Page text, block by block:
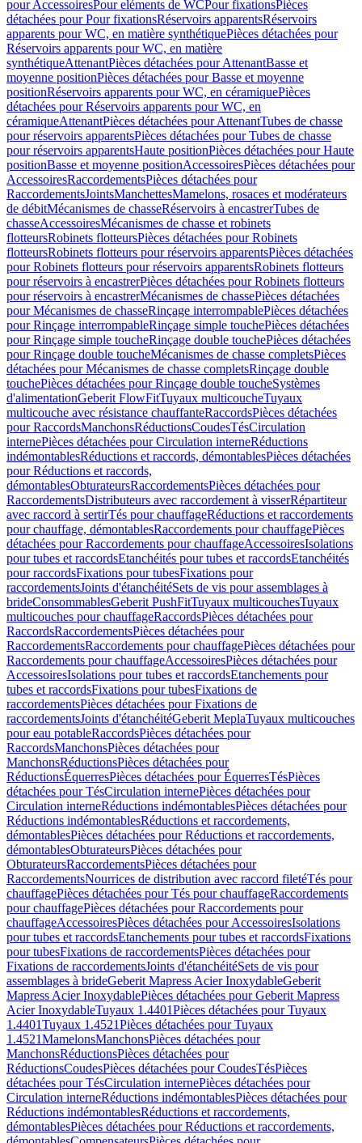
pour AccessoiresPour eléments de WCPour fixationsPièces
détachées pour Pour fixationsRéservoirs apparentsRéservoirs
apparents pour WC, en matière synthétiquePièces détachées pour
Réservoirs apparents pour WC, en matière
synthétiqueAttenantPièces détachées pour AttenantBasse et
moyenne positionPièces détachées pour Basse et moyenne
positionRéservoirs apparents pour WC, en céramiquePièces
détachées pour Réservoirs apparents pour WC, en
céramiqueAttenantPièces détachées pour AttenantTubes de chasse
pour réservoirs apparentsPièces détachées pour Tubes de chasse
pour réservoirs apparentsHaute positionPièces détachées pour Haute
positionBasse et moyenne positionAccessoiresPièces détachées pour
AccessoiresRaccordementsPièces détachées pour
RaccordementsJointsManchettesMamelons, rosaces et modérateurs
de débitMécanismes de chasseRéservoirs à encastrerTubes de
chasseAccessoiresMécanismes de chasse et robinets
flotteursRobinets flotteursPièces détachées pour Robinets
flotteursRobinets flotteurs pour réservoirs apparentsPièces détachées
pour Robinets flotteurs pour réservoirs apparentsRobinets flotteurs
pour réservoirs à encastrerPièces détachées pour Robinets flotteurs
pour réservoirs à encastrerMécanismes de chassePièces détachées
pour Mécanismes de chasseRinçage interrompablePièces détachées
pour Rinçage interrompableRinçage simple touchePièces détachées
pour Rinçage simple toucheRinçage double touchePièces détachées
pour Rinçage double toucheMécanismes de chasse completsPièces
détachées pour Mécanismes de chasse completsRinçage double
touchePièces détachées pour Rinçage double toucheSystèmes
d'alimentationGeberit FlowFitTuyaux multicoucheTuyaux
multicouche avec résistance chauffanteRaccordsPièces détachées
pour RaccordsManchonsRéductionsCoudesTésCirculation
internePièces détachées pour Circulation interneRéductions
indémontablesRéductions et raccords, démontablesPièces détachées
pour Réductions et raccords,
démontablesObturateursRaccordementsPièces détachées pour
RaccordementsDistributeurs avec raccordement à visserRépartiteur
avec raccord à sertirTés pour chauffageRéductions et raccordements
pour chauffage, démontablesRaccordements pour chauffagePièces
détachées pour Raccordements pour chauffageAccessoiresIsolations
pour tubes et raccordsEtanchéités pour tubes et raccordsEtanchéités
pour raccordsFixations pour tubesFixations pour
raccordementsJoints d'étanchéitéSets de vis pour assemblages à
brideConsommablesGeberit PushFitTuyaux multicouchesTuyaux
multicouches pour chauffageRaccordsPièces détachées pour
RaccordsRaccordementsPièces détachées pour
RaccordementsRaccordements pour chauffagePièces détachées pour
Raccordements pour chauffageAccessoiresPièces détachées pour
AccessoiresIsolations pour tubes et raccordsEtanchements pour
tubes et raccordsFixations pour tubesFixations de
raccordementsPièces détachées pour Fixations de
raccordementsJoints d'étanchéitéGeberit MeplaTuyaux multicouches
pour eau potableRaccordsPièces détachées pour
RaccordsManchonsPièces détachées pour
ManchonsRéductionsPièces détachées pour
RéductionsÉquerresPièces détachées pour ÉquerresTésPièces
détachées pour TésCirculation internePièces détachées pour
Circulation interneRéductions indémontablesPièces détachées pour
Réductions indémontablesRéductions et raccordements,
démontablesPièces détachées pour Réductions et raccordements,
démontablesObturateursPièces détachées pour
ObturateursRaccordementsPièces détachées pour
RaccordementsNourrices de distribution avec raccord filetéTés pour
chauffagePièces détachées pour Tés pour chauffageRaccordements
pour chauffagePièces détachées pour Raccordements pour
chauffageAccessoiresPièces détachées pour AccessoiresIsolations
pour tubes et raccordsEtanchements pour tubes et raccordsFixations
pour tubesFixations de raccordementsPièces détachées pour
Fixations de raccordementsJoints d'étanchéitéSets de vis pour
assemblages à brideGeberit Mapress Acier InoxydableGeberit
Mapress Acier InoxydablePièces détachées pour Geberit Mapress
Acier InoxydableTuyaux 1.4401Pièces détachées pour Tuyaux
1.4401Tuyaux 1.4521Pièces détachées pour Tuyaux
1.4521MamelonsManchonsPièces détachées pour
ManchonsRéductionsPièces détachées pour
RéductionsCoudesPièces détachées pour CoudesTésPièces
détachées pour TésCirculation internePièces détachées pour
Circulation interneRéductions indémontablesPièces détachées pour
Réductions indémontablesRéductions et raccordements,
démontablesPièces détachées pour Réductions et raccordements,